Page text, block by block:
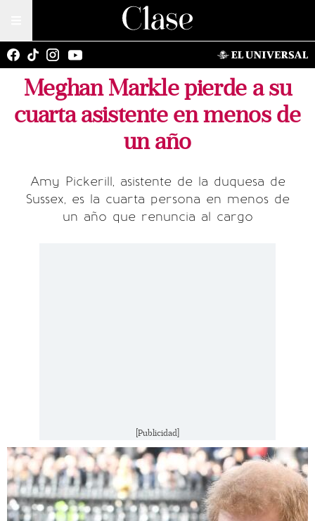
Meghan Markle pierde a su
cuarta asistente en menos de
un año
Amy Pickerill, asistente de la duquesa de
Sussex, es la cuarta persona en menos de
un año que renuncia al cargo
[Publicidad]